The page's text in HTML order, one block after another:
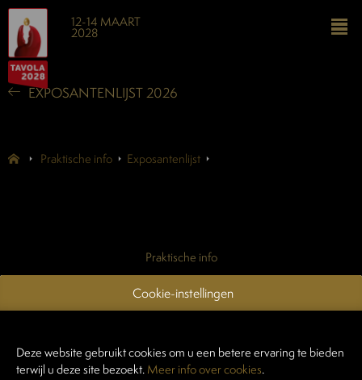
12-14 MAART
2028
EXPOSANTENLIJST 2026
Praktische info Exposantenlijst
Praktische info
Contacteer ons
Login standenbouwers
Cookie-instellingen
Deze website gebruikt cookies om u een betere ervaring te bieden
terwijl u deze site bezoekt.Meer info over cookies.